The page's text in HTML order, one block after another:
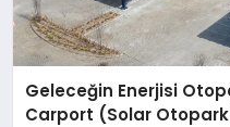
Geleceğin Enerjisi
Carport (Solar